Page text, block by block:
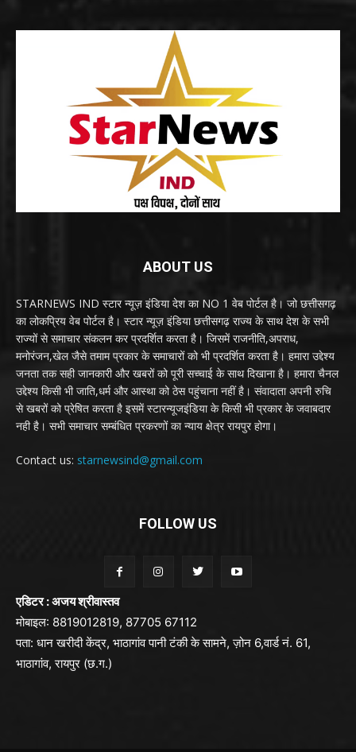
ABOUT US
STARNEWS IND स्टार न्यूज़ इंडिया देश का NO 1 वेब पोर्टल है। जो छत्तीसगढ़
का लोकप्रिय वेब पोर्टल है। स्टार न्यूज़ इंडिया छत्तीसगढ़ राज्य के साथ देश के सभी
राज्यों से समाचार संकलन कर प्रदर्शित करता है। जिसमें राजनीति,अपराध,
मनोरंजन,खेल जैसे तमाम प्रकार के समाचारों को भी प्रदर्शित करता है। हमारा उद्देश्य
जनता तक सही जानकारी और खबरों को पूरी सच्चाई के साथ दिखाना है। हमारा चैनल
उद्देश्य किसी भी जाति,धर्म और आस्था को ठेस पहुंचाना नहीं है। संवादाता अपनी रुचि
से खबरों को प्रेषित करता है इसमें स्टारन्यूजइंडिया के किसी भी प्रकार के जवाबदार
नही है। सभी समाचार सम्बंधित प्रकरणों का न्याय क्षेत्र रायपुर होगा।
Contact us: starnewsind@gmail.com
FOLLOW US
एडिटर : अजय श्रीवास्तव
मोबाइल: 8819012819, 87705 67112
पता: धान खरीदी केंद्र, भाठागांव पानी टंकी के सामने, ज़ोन 6,वार्ड नं. 61,
भाठागांव, रायपुर (छ.ग.)